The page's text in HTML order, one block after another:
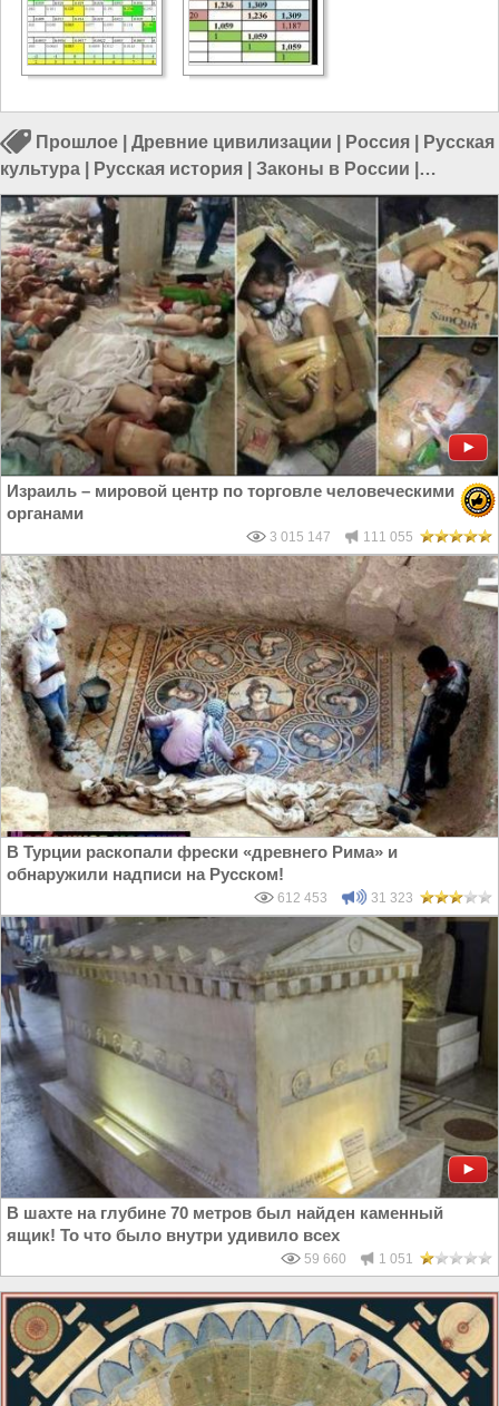
Прошлое Древние цивилизации Россия
Русская
культура
Русская история Законы в России
Строительство в России
Израиль – мировой центр по торговле человеческими
органами
3 015 147 111 055
В Турции раскопали фрески «древнего Рима» и
обнаружили надписи на Русском!
612 453 31 323
В шахте на глубине 70 метров был найден каменный
ящик! То что было внутри удивило всех
59 660 1 051